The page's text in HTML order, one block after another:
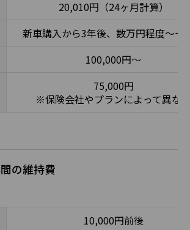
20,010円（24ヶ月計算）
新車購入から3年後、数万円程度～十
100,000円～
75,000円
※保険会社やプランによって異な
の維持費
10,000円前後